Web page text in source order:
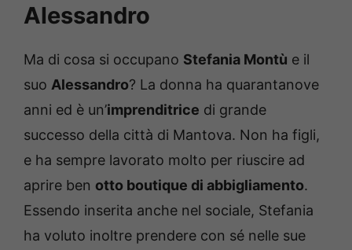
Alessandro
Ma di cosa si occupano Stefania Montù e il
suo Alessandro? La donna ha quarantanove
anni ed è un’imprenditrice di grande
successo della città di Mantova. Non ha figli,
e ha sempre lavorato molto per riuscire ad
aprire ben otto boutique di abbigliamento.
Essendo inserita anche nel sociale, Stefania
ha voluto inoltre prendere con sé nelle sue